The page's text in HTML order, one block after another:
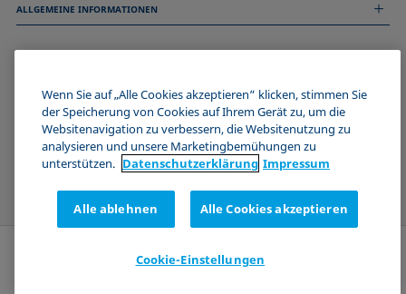
Anfrage senden
Remote Support
Stellenangebote
ALLGEMEINE INFORMATIONEN
Cookie-Richtlinie
Verkaufs- und Lieferbedingungen
Zertifizierungen (ISO 9001)
Newsletter-Anmeldung
Wenn Sie auf „Alle Cookies akzeptieren“ klicken, stimmen Sie
der Speicherung von Cookies auf Ihrem Gerät zu, um die
Websitenavigation zu verbessern, die Websitenutzung zu
analysieren und unsere Marketingbemühungen zu
unterstützen. Datenschutz­erklärung Impressum
Alle ablehnen Alle Cookies akzeptieren
Cookie-Einstellungen